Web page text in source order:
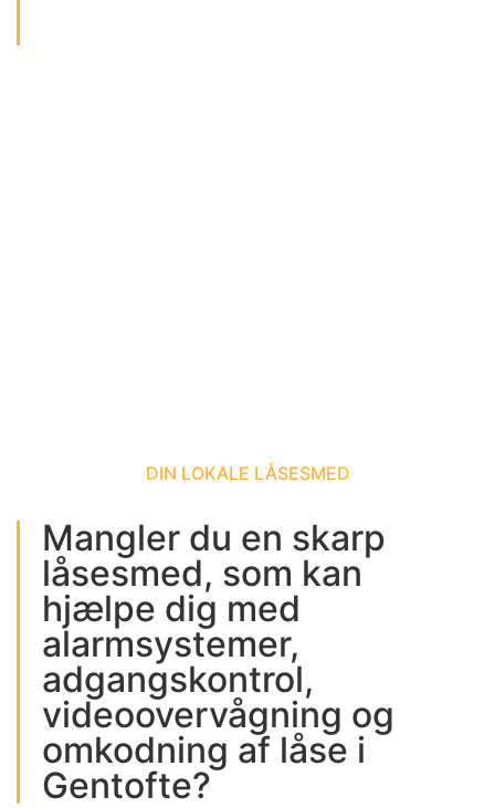
DIN LOKALE LÅSESMED
Mangler du en skarp
låsesmed, som kan
hjælpe dig med
alarmsystemer,
adgangskontrol,
videoovervågning og
omkodning af låse i
Gentofte?